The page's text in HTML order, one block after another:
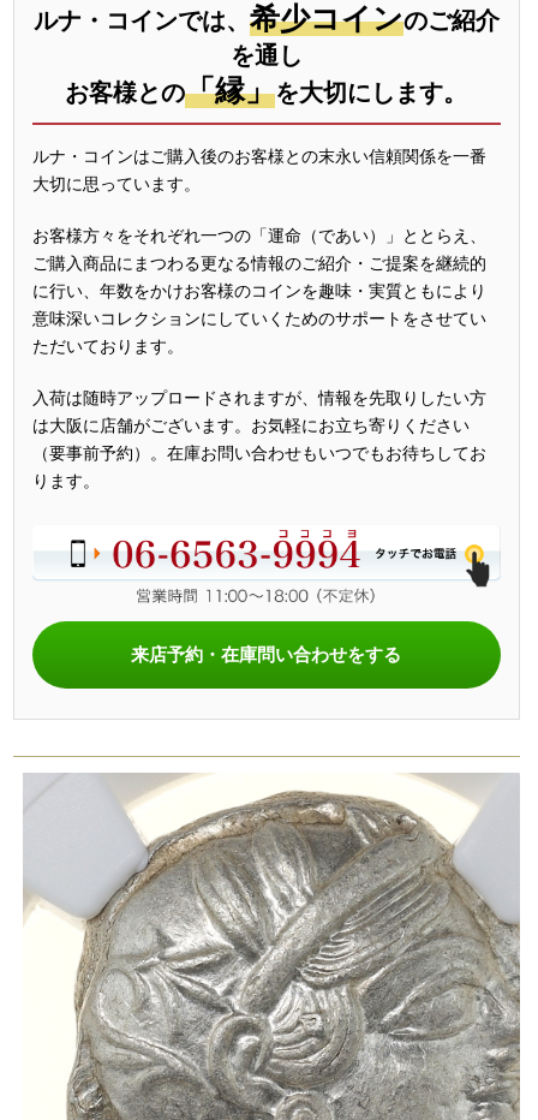
ルナ・コインでは、 希少コインのご紹介
を通し
お客様との「縁」を大切にします。
ルナ・コインはご購入後のお客様との末永い信頼関係を一番
大切に思っています。
お客様方々をそれぞれ一つの「運命（であい）」ととらえ、
ご購入商品にまつわる更なる情報のご紹介・ご提案を継続的
に行い、年数をかけお客様のコインを趣味・実質ともにより
意味深いコレクションにしていくためのサポートをさせてい
ただいております。
入荷は随時アップロードされますが、情報を先取りしたい方
は大阪に店舗がございます。お気軽にお立ち寄りください
（要事前予約）。在庫お問い合わせもいつでもお待ちしてお
ります。
来店予約・在庫問い合わせをする